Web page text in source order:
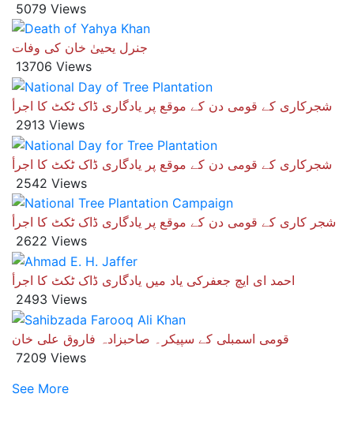
5079 Views
جنرل یحییٰ خان کی وفات
13706 Views
شجرکاری کے قومی دن کے موقع پر یادگاری ڈاک ٹکٹ کا اجرأ
2913 Views
شجرکاری کے قومی دن کے موقع پر یادگاری ڈاک ٹکٹ کا اجرأ
2542 Views
شجر کاری کے قومی دن کے موقع پر یادگاری ڈاک ٹکٹ کا اجرأ
2622 Views
احمد ای ایچ جعفرکی یاد میں یادگاری ڈاک ٹکٹ کا اجرأ
2493 Views
قومی اسمبلی کے سپیکر۔ صاحبزادہ فاروق علی خان
7209 Views
See More